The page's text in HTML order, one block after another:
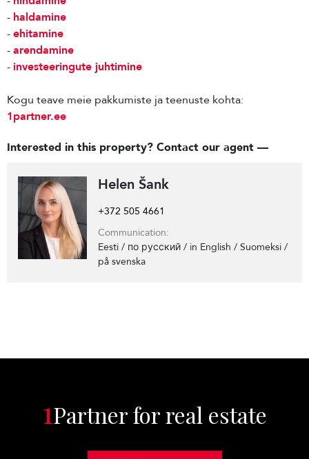
- haldamine
-ehitamine
-arendamine
- investeeringute juhtimine
Kogu teave meie pakkumiste ja teenuste kohta:
1partner.ee
Interested in this property? Contact our agent —
Helen Šank
+372 505 4661
Communication:
Eesti / по русский / in English / Suomeksi /
på svenska
1Partner for real estate